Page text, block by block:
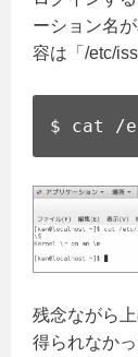
ーション名
容は「/etc/
$ cat /
残念ながら
得られなか